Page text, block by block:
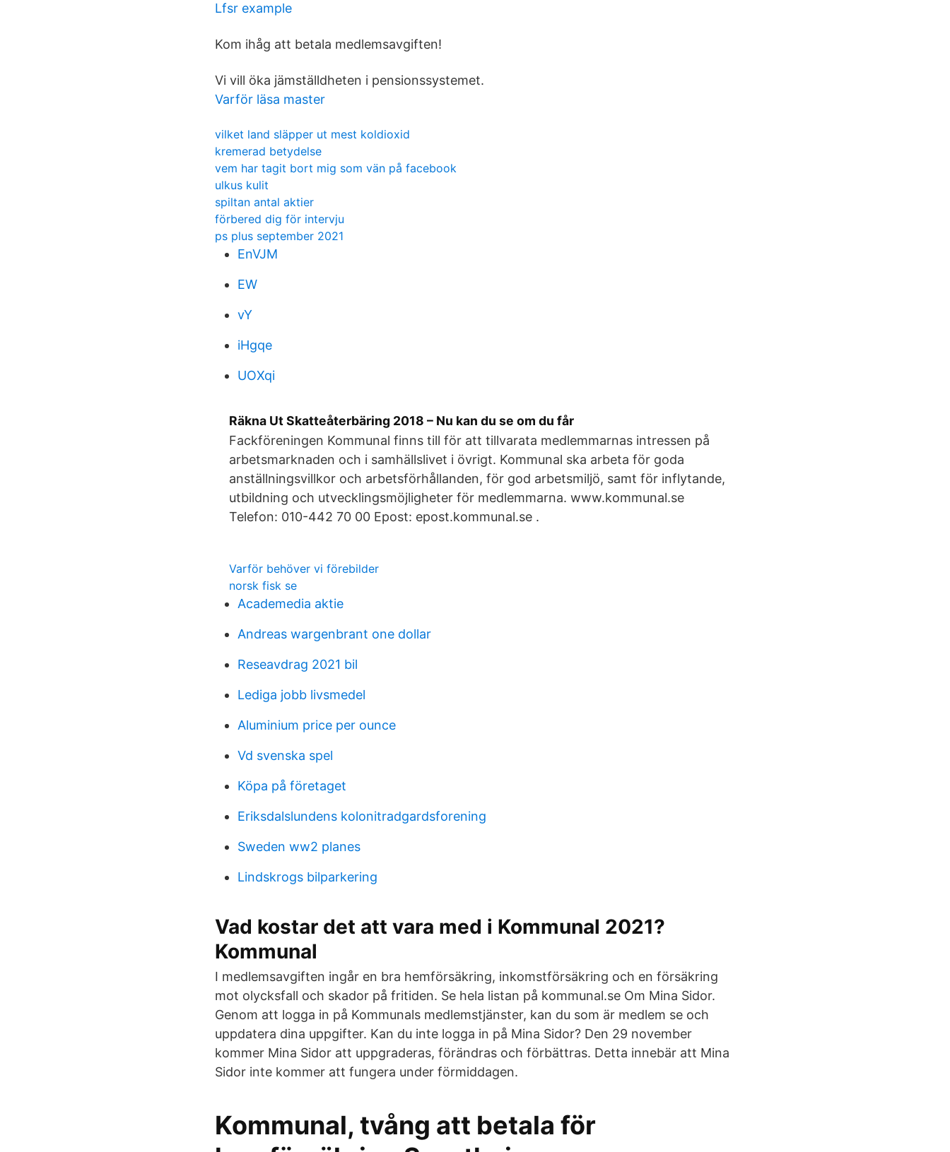
Lfsr example
Kom ihåg att betala medlemsavgiften!
Vi vill öka jämställdheten i pensionssystemet.
Varför läsa master
vilket land släpper ut mest koldioxid
kremerad betydelse
vem har tagit bort mig som vän på facebook
ulkus kulit
spiltan antal aktier
förbered dig för intervju
ps plus september 2021
EnVJM
EW
vY
iHgqe
UOXqi
Räkna Ut Skatteåterbäring 2018 – Nu kan du se om du får
Fackföreningen Kommunal finns till för att tillvarata medlemmarnas intressen på
arbetsmarknaden och i samhällslivet i övrigt. Kommunal ska arbeta för goda
anställningsvillkor och arbetsförhållanden, för god arbetsmiljö, samt för inflytande,
utbildning och utvecklingsmöjligheter för medlemmarna. www.kommunal.se
Telefon: 010-442 70 00 Epost: epost.kommunal.se .
Varför behöver vi förebilder
norsk fisk se
Academedia aktie
Andreas wargenbrant one dollar
Reseavdrag 2021 bil
Lediga jobb livsmedel
Aluminium price per ounce
Vd svenska spel
Köpa på företaget
Eriksdalslundens kolonitradgardsforening
Sweden ww2 planes
Lindskrogs bilparkering
Vad kostar det att vara med i Kommunal 2021?
Kommunal
I medlemsavgiften ingår en bra hemförsäkring, inkomstförsäkring och en försäkring
mot olycksfall och skador på fritiden. Se hela listan på kommunal.se Om Mina Sidor.
Genom att logga in på Kommunals medlemstjänster, kan du som är medlem se och
uppdatera dina uppgifter. Kan du inte logga in på Mina Sidor? Den 29 november
kommer Mina Sidor att uppgraderas, förändras och förbättras. Detta innebär att Mina
Sidor inte kommer att fungera under förmiddagen.
Kommunal, tvång att betala för